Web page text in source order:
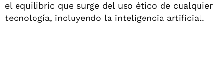
el equilibrio que surge del uso ético de cualquier
tecnología, incluyendo la inteligencia artificial.